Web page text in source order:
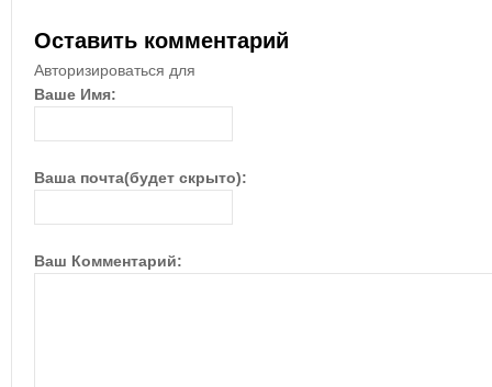
Оставить комментарий
Авторизироваться для
Ваше Имя:
Ваша почта(будет скрыто):
Ваш Комментарий: